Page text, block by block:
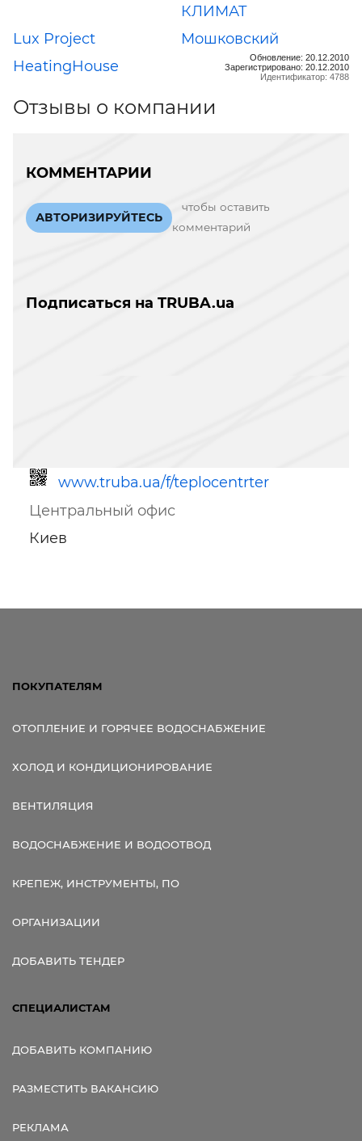
КЛИМАТ
Lux Project
Мошковский
HeatingHouse
Обновление: 20.12.2010
Зарегистрировано: 20.12.2010
Идентификатор: 4788
Отзывы о компании
КОММЕНТАРИИ
АВТОРИЗИРУЙТЕСЬ
чтобы оставить
комментарий
Подписаться на TRUBA.ua
www.truba.ua/f/teplocentrter
Центральный офис
Киев
ПОКУПАТЕЛЯМ
ОТОПЛЕНИЕ И ГОРЯЧЕЕ ВОДОСНАБЖЕНИЕ
ХОЛОД И КОНДИЦИОНИРОВАНИЕ
ВЕНТИЛЯЦИЯ
ВОДОСНАБЖЕНИЕ И ВОДООТВОД
КРЕПЕЖ, ИНСТРУМЕНТЫ, ПО
ОРГАНИЗАЦИИ
ДОБАВИТЬ ТЕНДЕР
СПЕЦИАЛИСТАМ
ДОБАВИТЬ КОМПАНИЮ
РАЗМЕСТИТЬ ВАКАНСИЮ
РЕКЛАМА